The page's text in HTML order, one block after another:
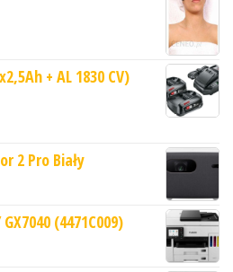
+ AL 1830 CV)
2 Pro Biały
(4471C009)